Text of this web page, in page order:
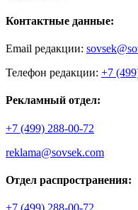
Контактные данные:
Email редакции:
Телефон редакции: +7
Рекламный отдел:
+7 (499) 288-00-72
reklama@sovsek.com
Отдел распространения: